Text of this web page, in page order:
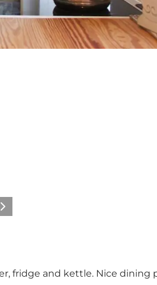
Volgende
fridge and kettle. Nice dining